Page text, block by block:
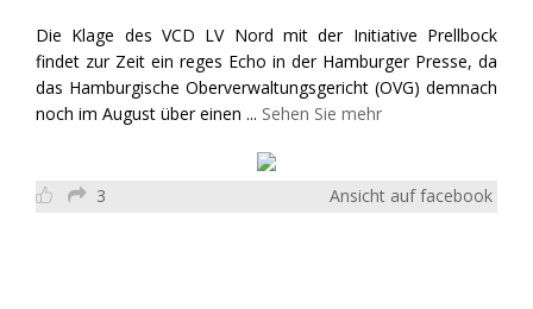
Die Klage des VCD LV Nord mit der Initiative Prellbock
findet zur Zeit ein reges Echo in der Hamburger Presse, da
das Hamburgische Oberverwaltungsgericht (OVG) demnach
noch im August über einen ... Sehen Sie mehr
3 Ansicht auf facebook